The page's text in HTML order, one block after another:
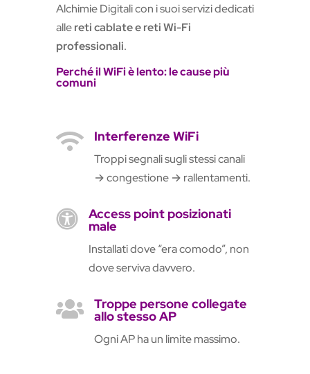
Alchimie Digitali con i suoi servizi dedicati
allereti cablate e reti Wi-Fi
professionali.
Perché il WiFi è lento: le cause più
comuni
 Interferenze WiFi
Troppi segnali sugli stessi canali
→ congestione → rallentamenti.
 Access point posizionati
male
Installati dove “era comodo”, non
dove serviva davvero.
 Troppe persone collegate
allo stesso AP
Ogni AP ha un limite massimo.